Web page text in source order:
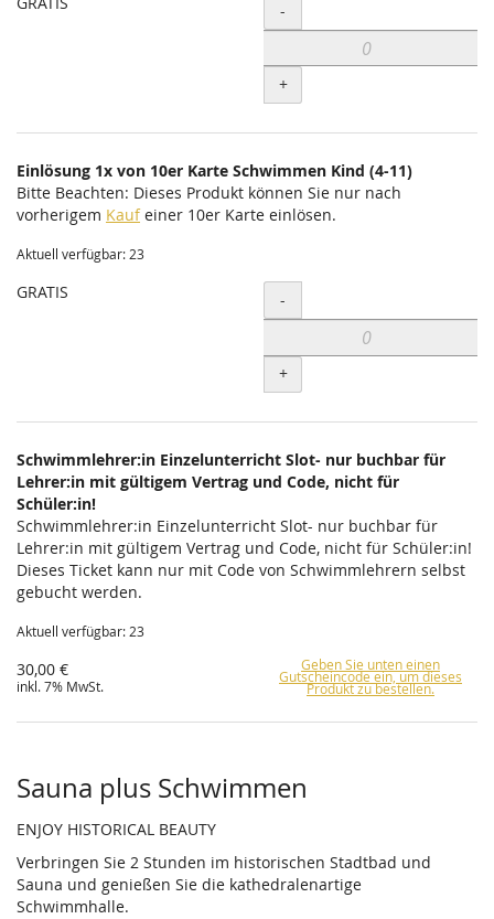
Menge
-
+
Einlösung 1x von 10er Karte Schwimmen Kind (4-11)
Bitte Beachten: Dieses Produkt können Sie nur nach
vorherigem Kaufeiner 10er Karte einlösen.
Aktuell verfügbar: 23
GRATIS Menge
-
+
Schwimmlehrer:in Einzelunterricht Slot- nur buchbar für
Lehrer:in mit gültigem Vertrag und Code, nicht für
Schüler:in!
Schwimmlehrer:in Einzelunterricht Slot- nur buchbar für
Lehrer:in mit gültigem Vertrag und Code, nicht für Schüler:in!
Dieses Ticket kann nur mit Code von Schwimmlehrern selbst
gebucht werden.
Aktuell verfügbar: 23
30,00 €
inkl. 7% MwSt.
Geben Sie unten einen
Gutscheincode ein, um dieses
Produkt zu bestellen.
Sauna plus Schwimmen
ENJOY HISTORICAL BEAUTY
Verbringen Sie 2 Stunden im historischen Stadtbad und
Sauna und genießen Sie die kathedralenartige
Schwimmhalle.